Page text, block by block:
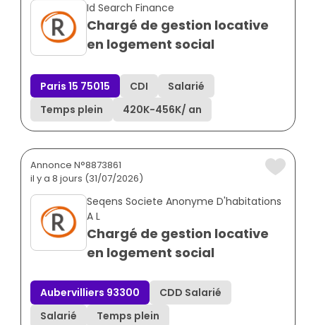
Id Search Finance
Chargé de gestion locative
en logement social
Paris 15 75015 CDI
Salarié
Temps plein
420K-456K/ an
Annonce N°8873861
il y a 8 jours (31/07/2026)
Seqens Societe Anonyme D'habitations
A L
Chargé de gestion locative
en logement social
Aubervilliers 93300
CDD Salarié
Salarié
Temps plein